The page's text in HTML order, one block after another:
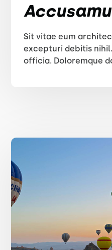
Sit vitae eum
excepturi debitis
officia. Doloremque